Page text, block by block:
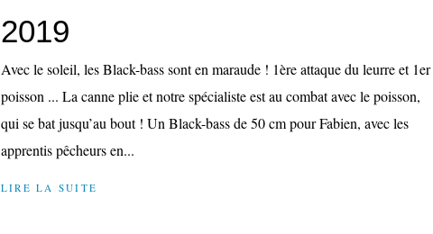
2019
Avec le soleil, les Black-bass sont en maraude ! 1ère attaque du leurre et 1er
poisson ... La canne plie et notre spécialiste est au combat avec le poisson,
qui se bat jusqu’au bout ! Un Black-bass de 50 cm pour Fabien, avec les
apprentis pêcheurs en...
LIRE LA SUITE